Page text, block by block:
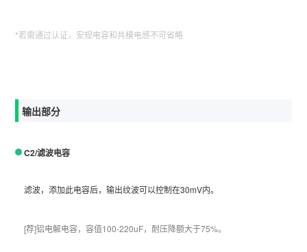
*若需通过认证，安规电容和共模电感不可省略
输出部分
C2/滤波电容
滤波，添加此电容后，输出纹波可以控制在30mV内。
[荐]铝电解电容，容值100-220uF，耐压降额大于75%。